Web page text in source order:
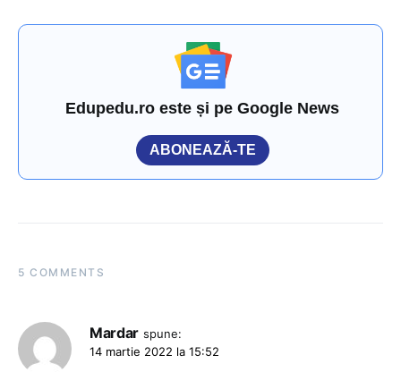
Edupedu.ro este și pe Google News
ABONEAZĂ-TE
5 COMMENTS
Mardar spune:
14 martie 2022 la 15:52